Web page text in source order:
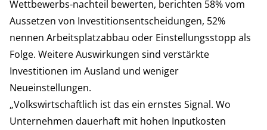
Wettbewerbs-nachteil bewerten, berichten 58% vom
Aussetzen von Investitionsentscheidungen, 52%
nennen Arbeitsplatzabbau oder Einstellungsstopp als
Folge. Weitere Auswirkungen sind verstärkte
Investitionen im Ausland und weniger
Neueinstellungen.
„Volkswirtschaftlich ist das ein ernstes Signal. Wo
Unternehmen dauerhaft mit hohen Inputkosten